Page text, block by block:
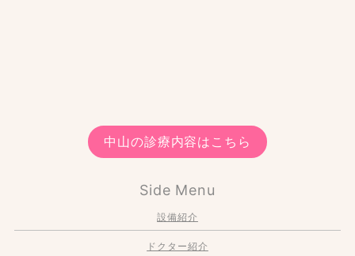
中山の診療内容はこちら
Side Menu
設備紹介
ドクター紹介